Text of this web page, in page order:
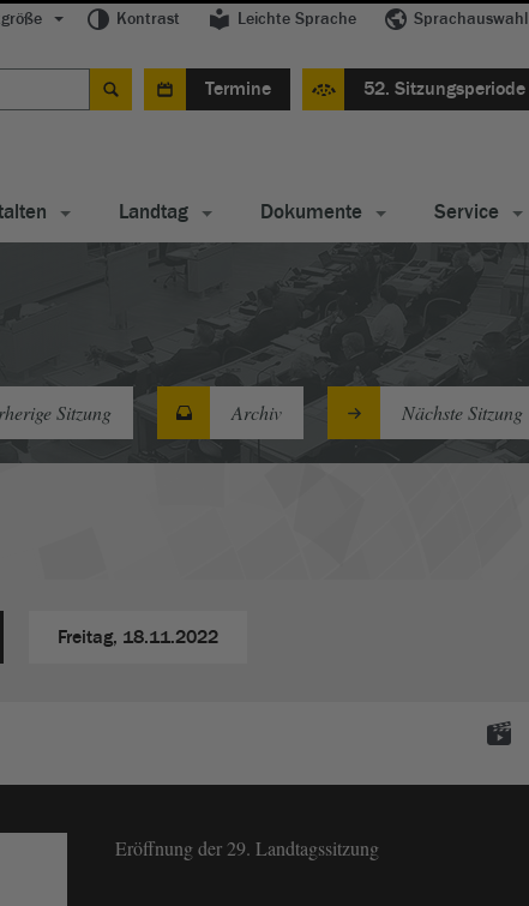
Kontrast Leichte Sprache Sprachauswahl
Termine 52. Sitzungsperiode
Landtag Dokumente Service
Nächste Sitzung
Archiv
Sitzung
Freitag, 18.11.2022
Eröffnung der 29. Landtagssitzung